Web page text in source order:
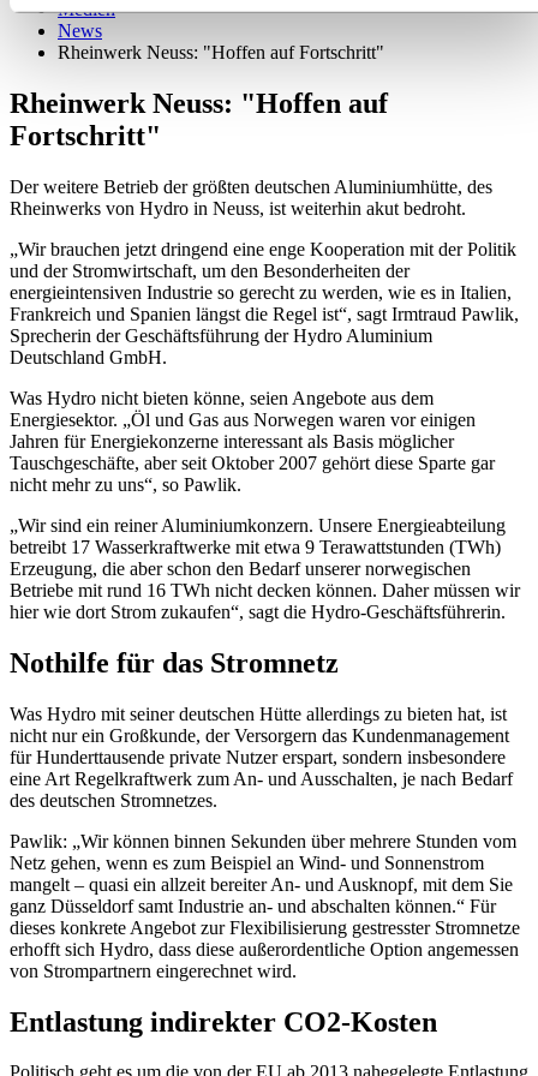
Medien
News
Rheinwerk Neuss: "Hoffen auf Fortschritt"
Rheinwerk Neuss: "Hoffen auf
Fortschritt"
Der weitere Betrieb der größten deutschen Aluminiumhütte, des
Rheinwerks von Hydro in Neuss, ist weiterhin akut bedroht.
„Wir brauchen jetzt dringend eine enge Kooperation mit der Politik
und der Stromwirtschaft, um den Besonderheiten der
energieintensiven Industrie so gerecht zu werden, wie es in Italien,
Frankreich und Spanien längst die Regel ist“, sagt Irmtraud Pawlik,
Sprecherin der Geschäftsführung der Hydro Aluminium
Deutschland GmbH.
Was Hydro nicht bieten könne, seien Angebote aus dem
Energiesektor. „Öl und Gas aus Norwegen waren vor einigen
Jahren für Energiekonzerne interessant als Basis möglicher
Tauschgeschäfte, aber seit Oktober 2007 gehört diese Sparte gar
nicht mehr zu uns“, so Pawlik.
„Wir sind ein reiner Aluminiumkonzern. Unsere Energieabteilung
betreibt 17 Wasserkraftwerke mit etwa 9 Terawattstunden (TWh)
Erzeugung, die aber schon den Bedarf unserer norwegischen
Betriebe mit rund 16 TWh nicht decken können. Daher müssen wir
hier wie dort Strom zukaufen“, sagt die Hydro-Geschäftsführerin.
Nothilfe für das Stromnetz
Was Hydro mit seiner deutschen Hütte allerdings zu bieten hat, ist
nicht nur ein Großkunde, der Versorgern das Kundenmanagement
für Hunderttausende private Nutzer erspart, sondern insbesondere
eine Art Regelkraftwerk zum An- und Ausschalten, je nach Bedarf
des deutschen Stromnetzes.
Pawlik: „Wir können binnen Sekunden über mehrere Stunden vom
Netz gehen, wenn es zum Beispiel an Wind- und Sonnenstrom
mangelt – quasi ein allzeit bereiter An- und Ausknopf, mit dem Sie
ganz Düsseldorf samt Industrie an- und abschalten können.“ Für
dieses konkrete Angebot zur Flexibilisierung gestresster Stromnetze
erhofft sich Hydro, dass diese außerordentliche Option angemessen
von Strompartnern eingerechnet wird.
Entlastung indirekter CO2-Kosten